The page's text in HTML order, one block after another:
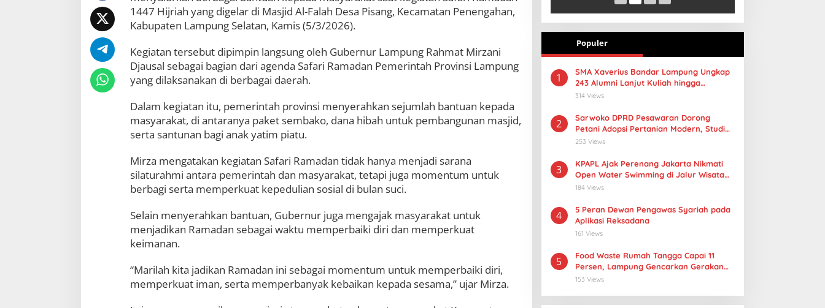
h
a
B
a
a
n
u
n
u
k
a
g
a
1447 Hijriah yang digelar di Masjid Al-Falah Desa Pisang, Kecamatan Penengahan,
Kabupaten Lampung Selatan, Kamis (5/3/2026).
Kegiatan tersebut dipimpin langsung oleh Gubernur Lampung Rahmat Mirzani
Djausal sebagai bagian dari agenda Safari Ramadan Pemerintah Provinsi Lampung
yang dilaksanakan di berbagai daerah.
Dalam kegiatan itu, pemerintah provinsi menyerahkan sejumlah bantuan kepada
masyarakat, di antaranya paket sembako, dana hibah untuk pembangunan masjid,
serta santunan bagi anak yatim piatu.
Mirza mengatakan kegiatan Safari Ramadan tidak hanya menjadi sarana
silaturahmi antara pemerintah dan masyarakat, tetapi juga momentum untuk
berbagi serta memperkuat kepedulian sosial di bulan suci.
Selain menyerahkan bantuan, Gubernur juga mengajak masyarakat untuk
menjadikan Ramadan sebagai waktu memperbaiki diri dan memperkuat
keimanan.
“Marilah kita jadikan Ramadan ini sebagai momentum untuk memperbaiki diri,
memperkuat iman, serta memperbanyak kebaikan kepada sesama,” ujar Mirza.
Populer
1
SMA Xaverius Bandar Lampung Ungkap
243 Alumni Lanjut Kuliah hingga
Mancanegara
314 Views
2
Sarwoko DPRD Pesawaran Dorong
Petani Adopsi Pertanian Modern, Studi
Tiru PMAAS di Lampung Tengah
253 Views
3
KPAPL Ajak Perenang Jakarta Nikmati
Open Water Swimming di Jalur Wisata
Lampung
184 Views
4
5 Peran Dewan Pengawas Syariah pada
Aplikasi Reksadana
161 Views
5
Food Waste Rumah Tangga Capai 11
Persen, Lampung Gencarkan Gerakan
Selamatan Pangan
153 Views